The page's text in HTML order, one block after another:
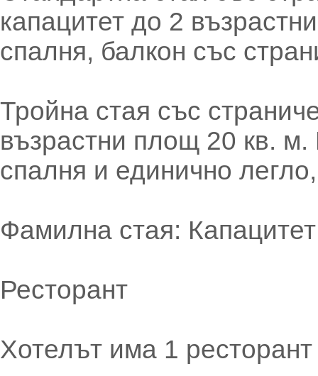
капацитет до 2
спалня, балкон със
Тройна стая със
възрастни площ 20 кв.
спалня и единично
Фамилна стая:
Ресторант
Хотелът има 1